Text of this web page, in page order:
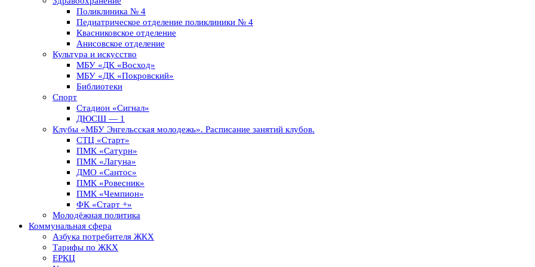
Поликлиника № 4
Педиатрическое отделение поликлиники № 4
Квасниковское отделение
Анисовское отделение
Культура и искусство
МБУ «ДК «Восход»
МБУ «ДК «Покровский»
Библиотеки
Спорт
Стадион «Сигнал»
ДЮСШ — 1
Клубы «МБУ Энгельсская молодежь». Расписание занятий клубов.
СТЦ «Старт»
ПМК «Сатурн»
ПМК «Лагуна»
ДМО «Сантос»
ПМК «Ровесник»
ПМК «Чемпион»
ФК «Старт +»
Молодёжная политика
Коммунальная сфера
Азбука потребителя ЖКХ
Тарифы по ЖКХ
ЕРКЦ